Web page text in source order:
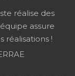
réalise des
assure
réalisations !